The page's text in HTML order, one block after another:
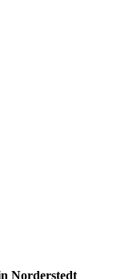
Norderstedt